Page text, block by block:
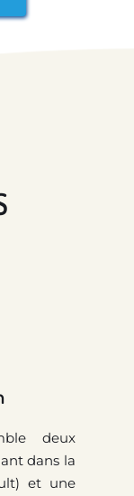
deux
dans la
et une